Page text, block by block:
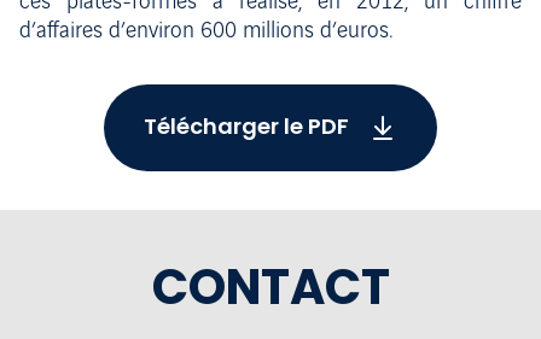
d’affaires d’environ 600 millions d’euros.
Télécharger le PDF
CONTACT